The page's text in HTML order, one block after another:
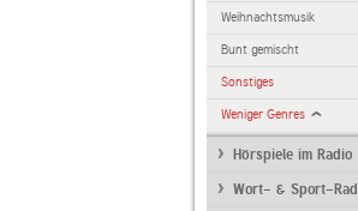
Weihnachtsmusik
Bunt gemischt
Sonstiges
Weniger Genres
Hörspiele im Radio
Wort- & Sport-